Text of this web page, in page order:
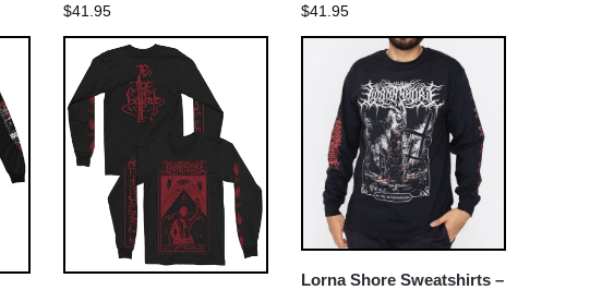
Sweatshirt
$41.95
Sweatshirt
$41.95
Lorna Shore Sweatshirts –